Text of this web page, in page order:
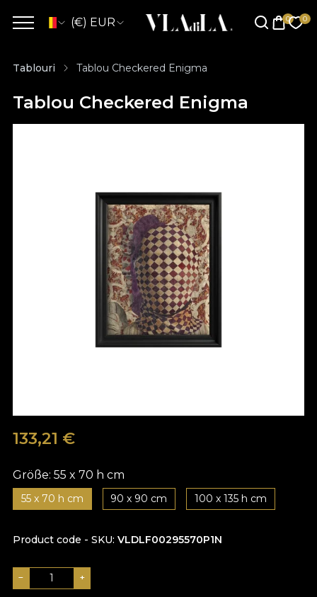
(€) EUR
Tablouri Tablou Checkered Enigma
Tablou Checkered Enigma
133,21 €
Größe: 55 x 70 h cm
55 x 70 h cm 90 x 90 cm 100 x 135 h cm
Product code - SKU VLDLF00295570P1N
− +